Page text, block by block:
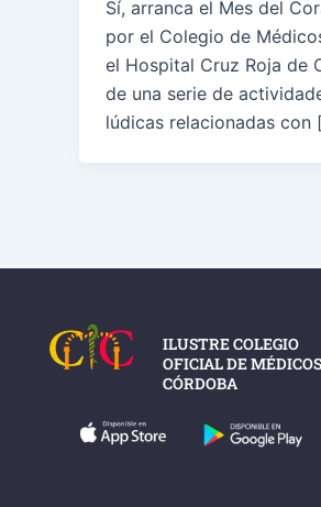
Sí, arranca el Mes del
por el Colegio de
el Hospital Cruz Roja de
de una serie de
lúdicas relacionadas con
ILUSTRE COLEGIO
OFICIAL DE
CÓRDOBA